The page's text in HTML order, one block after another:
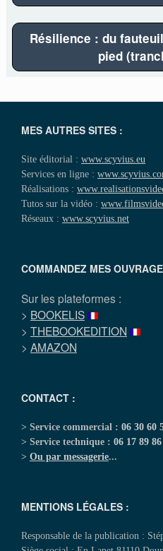
Résilience : du
pied
MES AUTRES SITES :
Site éditorial : www.scyvius.eu
Services en ligne :
Réalisations :
Tutos sur la vidéo :
Réseaux : www.scyvius.net
COMMANDEZ MES
Sur les plateformes :
> BOOKELIS
> THEBOOKEDITION
> AMAZON
CONTACT :
> Service commercial : 06 30 60
> Service technique : 06 17 89
> Ou par messagerie...
MENTIONS LÉGALES :
Responsable de la publication :